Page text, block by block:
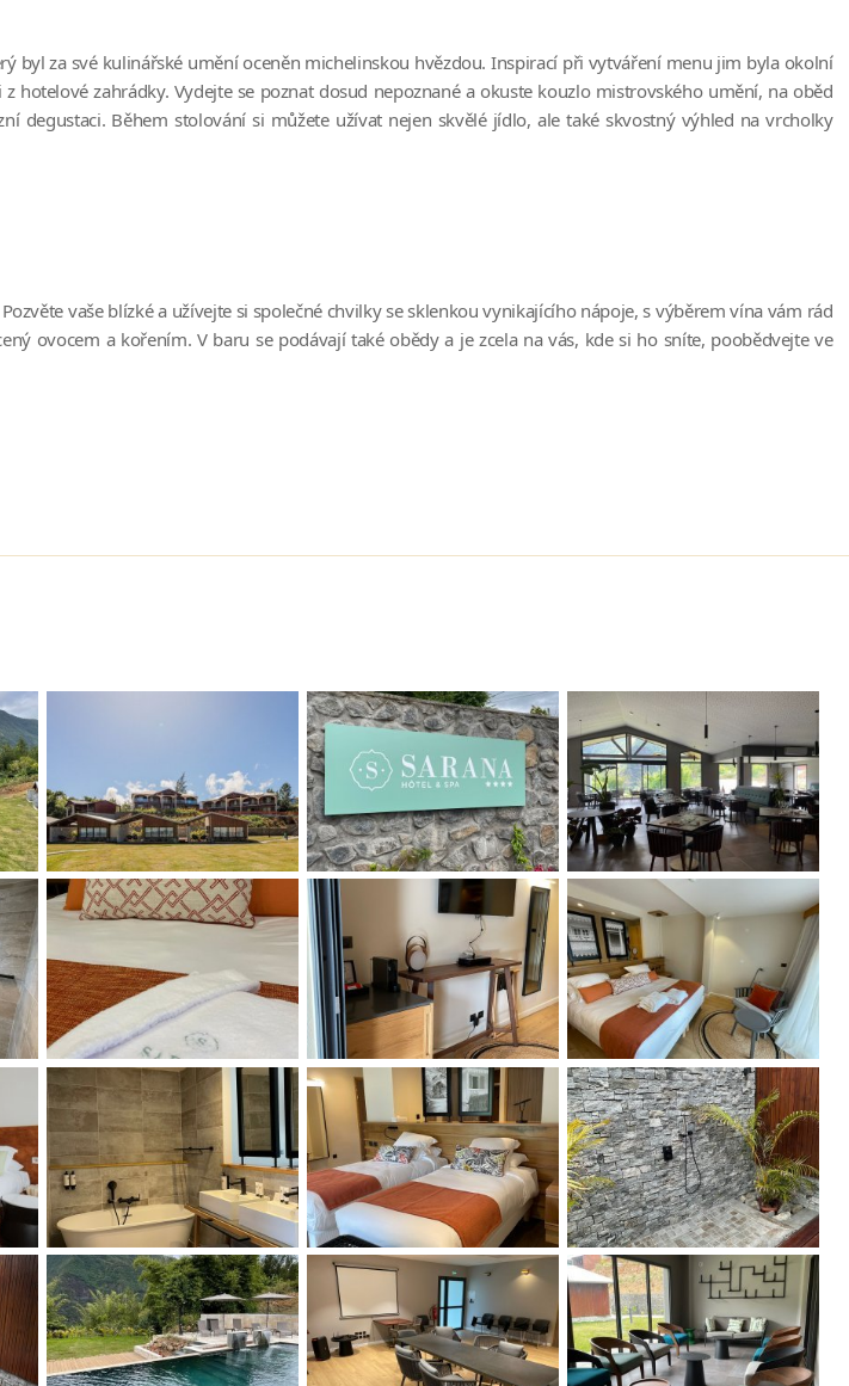
byl za své kulinářské umění oceněn michelinskou hvězdou. Inspirací při vytváření menu jim byla okolní
zahrádky. Vydejte se poznat dosud nepoznané a okuste kouzlo mistrovského umění, na oběd
degustaci. Během stolování si můžete užívat nejen skvělé jídlo, ale také skvostný výhled na vrcholky
vaše blízké a užívejte si společné chvilky se sklenkou vynikajícího nápoje, s výběrem vína vám rád
ovocem a kořením. V baru se podávají také obědy a je zcela na vás, kde si ho sníte, poobědvejte ve